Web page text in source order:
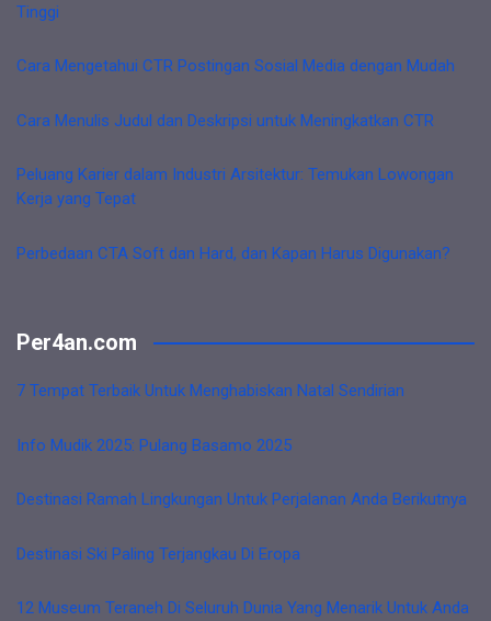
Tinggi
Cara Mengetahui CTR Postingan Sosial Media dengan Mudah
Cara Menulis Judul dan Deskripsi untuk Meningkatkan CTR
Peluang Karier dalam Industri Arsitektur: Temukan Lowongan
Kerja yang Tepat
Perbedaan CTA Soft dan Hard, dan Kapan Harus Digunakan?
Per4an.com
7 Tempat Terbaik Untuk Menghabiskan Natal Sendirian
Info Mudik 2025: Pulang Basamo 2025
Destinasi Ramah Lingkungan Untuk Perjalanan Anda Berikutnya
Destinasi Ski Paling Terjangkau Di Eropa
12 Museum Teraneh Di Seluruh Dunia Yang Menarik Untuk Anda